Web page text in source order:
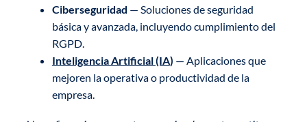
Ciberseguridad — Soluciones de seguridad
básica y avanzada, incluyendo cumplimiento del
RGPD.
Inteligencia Artificial (IA) — Aplicaciones que
mejoren la operativa o productividad de la
empresa.